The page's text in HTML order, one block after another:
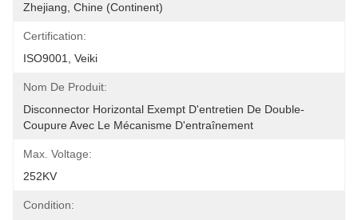
Zhejiang, Chine (continent)
Certification:
ISO9001, Veiki
Nom De Produit:
Disconnector Horizontal Exempt D'entretien De Double-
Coupure Avec Le Mécanisme D'entraînement
Max. Voltage:
252KV
Condition: